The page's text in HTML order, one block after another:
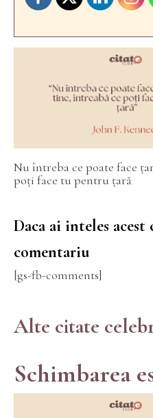
Nu întreba ce poate face
poți face tu pentru țară
Daca ai inteles
comentariu
[gs-fb-comments]
Alte citate
Schimbarea